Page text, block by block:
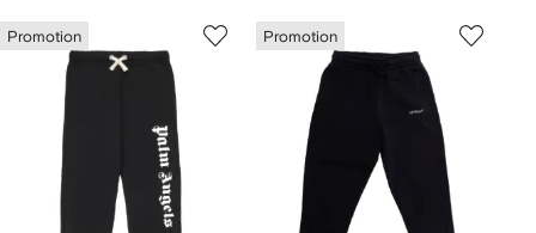
Promotion Promotion